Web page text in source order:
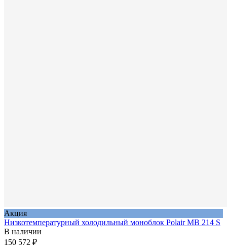
Акция
Низкотемпературный холодильный моноблок Polair MB 214 S
В наличии
150 572 ₽